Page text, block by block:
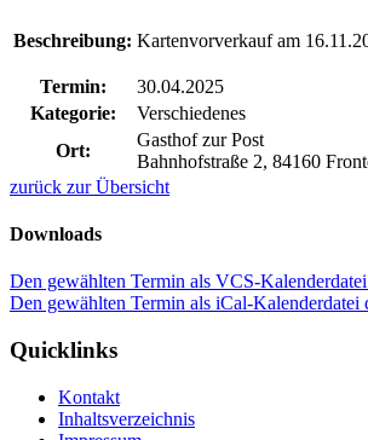
Beschreibung: Kartenvorverkauf am
Termin:
30.04.2025
Kategorie:
Verschiedenes
Ort:
Gasthof zur Post
Bahnhofstraße 2, 84160
zurück zur Übersicht
Downloads
Den gewählten Termin als VCS-
Den gewählten Termin als iCal-Kalenderdatei
Quicklinks
Kontakt
Inhaltsverzeichnis